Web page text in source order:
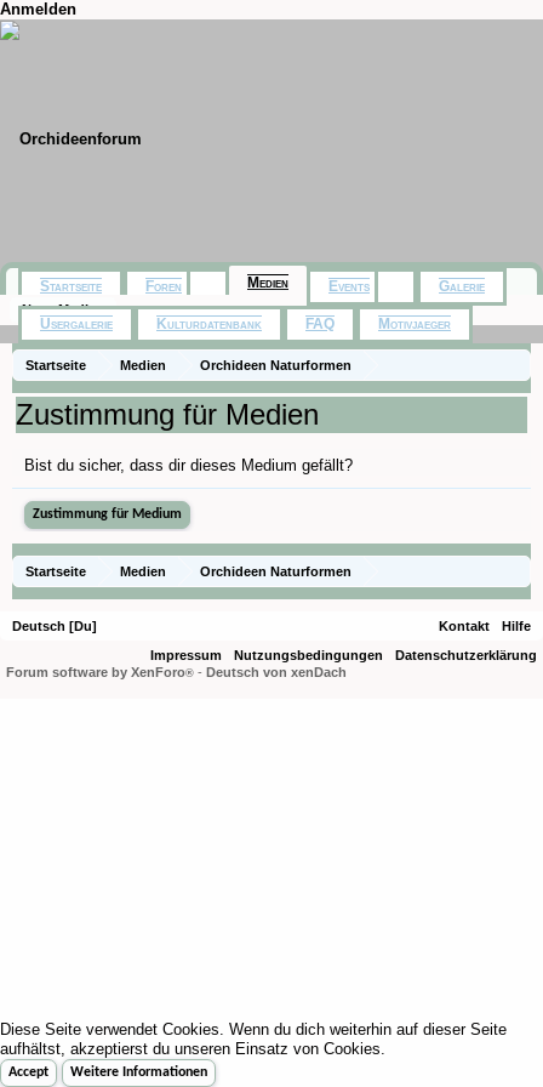
Anmelden
Startseite Medien
Orchideen Naturformen
Lepanthes cordeliae
Zustimmung für Medien
Bist du sicher, dass dir dieses Medium gefällt?
Startseite Medien
Orchideen Naturformen
Lepanthes cordeliae
Startseite Foren Medien
Neue Medien
Events Galerie
Usergalerie Kulturdatenbank FAQ Motivjaeger
Deutsch [Du] Kontakt
Hilfe
Impressum
Nutzungsbedingungen
Datenschutzerklärung
Forum software by XenForo® - Deutsch von xenDach
Diese Seite verwendet Cookies. Wenn du dich weiterhin auf dieser Seite
aufhältst, akzeptierst du unseren Einsatz von Cookies.
Accept Weitere Informationen